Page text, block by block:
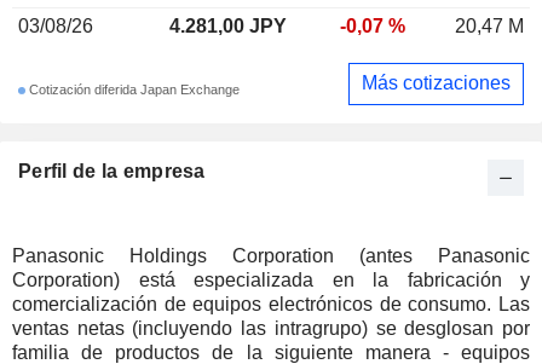
Perfil de la empresa
Panasonic Holdings Corporation (antes Panasonic
Corporation) está especializada en la fabricación y
comercialización de equipos electrónicos de consumo. Las
ventas netas (incluyendo las intragrupo) se desglosan por
familia de productos de la siguiente manera - equipos
03/08/26
4.281,00 JPY -0,07 % 20,47 M
Cotización diferida Japan Exchange Más cotizaciones